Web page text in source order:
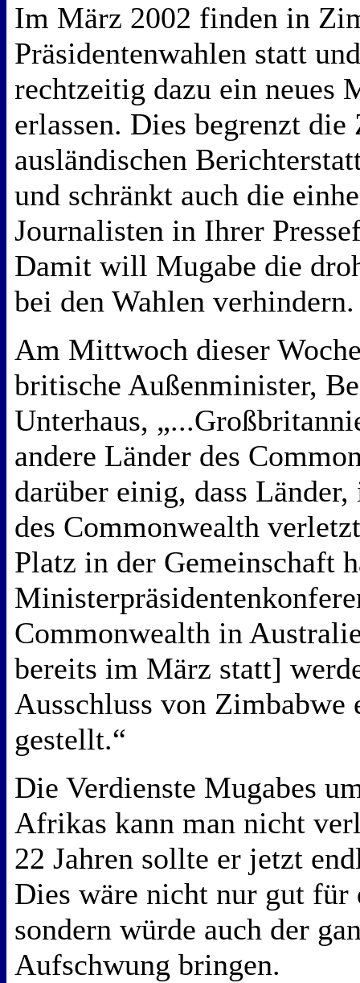
Im März 2002 finden in
Präsidentenwahlen statt
rechtzeitig dazu ein neues
erlassen. Dies begrenzt die
ausländischen
und schränkt auch die
Journalisten in Ihrer
Damit will Mugabe die
bei den Wahlen
Am Mittwoch dieser
britische Außenminister,
Unterhaus,
andere Länder des
darüber einig, dass
des Commonwealth
Platz in der Gemeinschaft
Commonwealth in
bereits im März statt]
Ausschluss von Zimbabwe
gestellt.“
Die Verdienste Mugabes
Afrikas kann man nicht
22 Jahren sollte er jetzt
Dies wäre nicht nur gut für
sondern würde auch der
Aufschwung bringen.